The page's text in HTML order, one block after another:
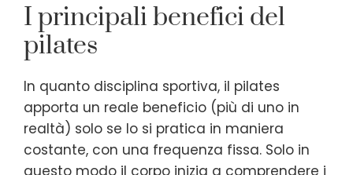
I principali benefici del
pilates
In quanto disciplina sportiva, il pilates
apporta un reale beneficio (più di uno in
realtà) solo se lo si pratica in maniera
costante, con una frequenza fissa. Solo in
questo modo il corpo inizia a comprendere i